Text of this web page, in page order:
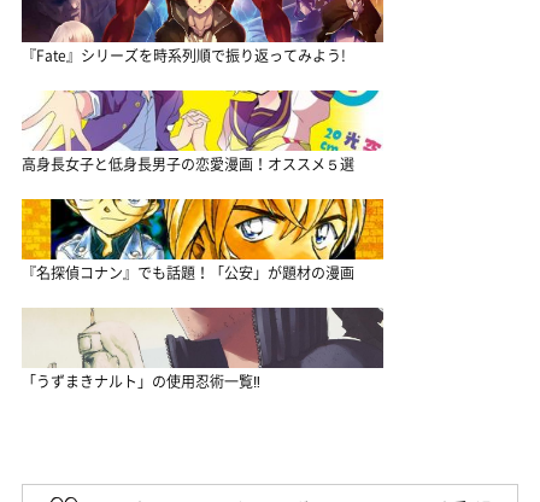
『Fate』シリーズを時系列順で振り返ってみよう!
高身長女子と低身長男子の恋愛漫画！オススメ５選
『名探偵コナン』でも話題！「公安」が題材の漫画
「うずまきナルト」の使用忍術一覧‼